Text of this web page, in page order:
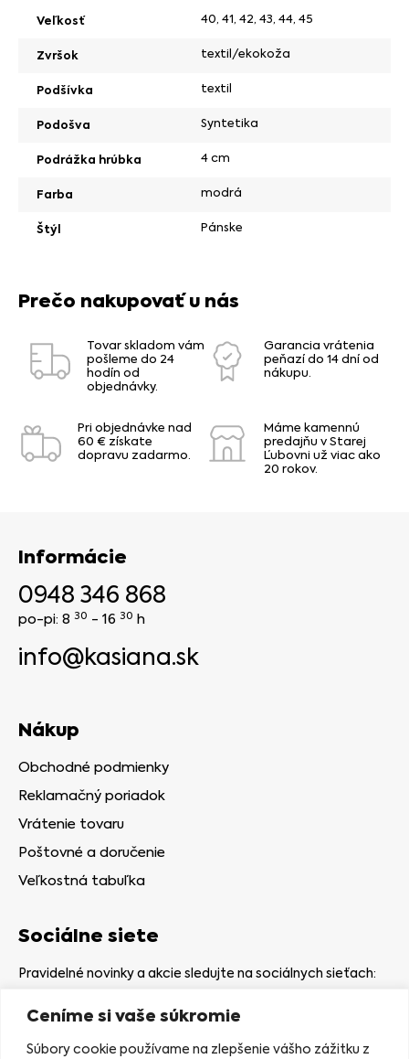
Ceníme si vaše súkromie
Súbory cookie používame na zlepšenie vášho zážitku z
Veľkosť 40, 41, 42, 43, 44, 45
Zvršok textil/ekokoža
Podšívka textil
Podošva Syntetika
Podrážka hrúbka 4 cm
Farba modrá
Štýl Pánske
Prečo nakupovať u nás
Tovar skladom vám
pošleme do 24
hodín od
objednávky.
Garancia vrátenia
peňazí do 14 dní od
nákupu.
Pri objednávke nad
60 € získate
dopravu zadarmo.
Máme kamennú
predajňu v Starej
Ľubovni už viac ako
20 rokov.
Informácie
0948 346 868
po-pi: 8 30 - 16 30 h
info@kasiana.sk
Nákup
Obchodné podmienky
Reklamačný poriadok
Vrátenie tovaru
Poštovné a doručenie
Veľkostná tabuľka
Sociálne siete
Pravidelné novinky a akcie sledujte na sociálnych sieťach: